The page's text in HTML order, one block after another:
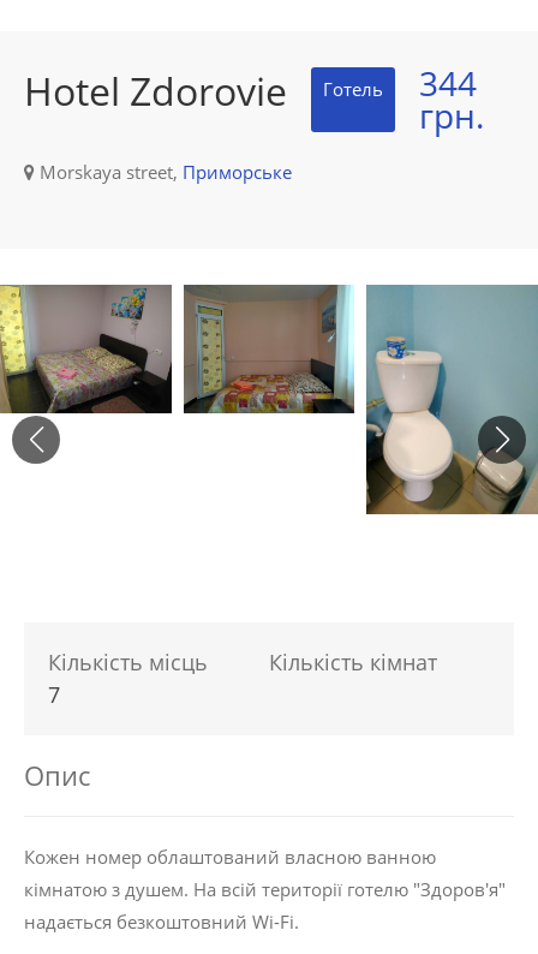
Hotel Zdorovie Готель 344
грн.
Morskaya street, Приморське
Кількість місць
7
Кількість кімнат
Опис
Кожен номер облаштований власною ванною
кімнатою з душем. На всій території готелю "Здоров'я"
надається безкоштовний Wi-Fi.